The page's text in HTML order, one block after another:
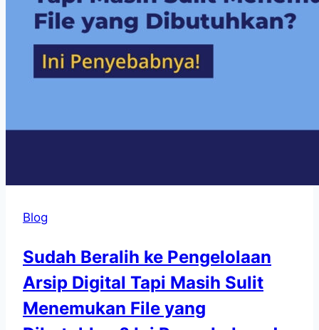
Blog
Sudah Beralih ke Pengelolaan
Arsip Digital Tapi Masih Sulit
Menemukan File yang